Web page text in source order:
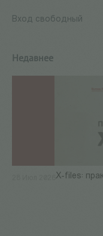
Вход свободный
Недавнее
X-files: